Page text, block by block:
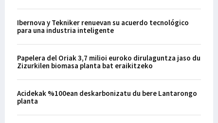
Ibernova y Tekniker renuevan su acuerdo tecnológico
para una industria inteligente
Papelera del Oriak 3,7 milioi euroko dirulaguntza jaso du
Zizurkilen biomasa planta bat eraikitzeko
Acidekak %100ean deskarbonizatu du bere Lantarongo
planta